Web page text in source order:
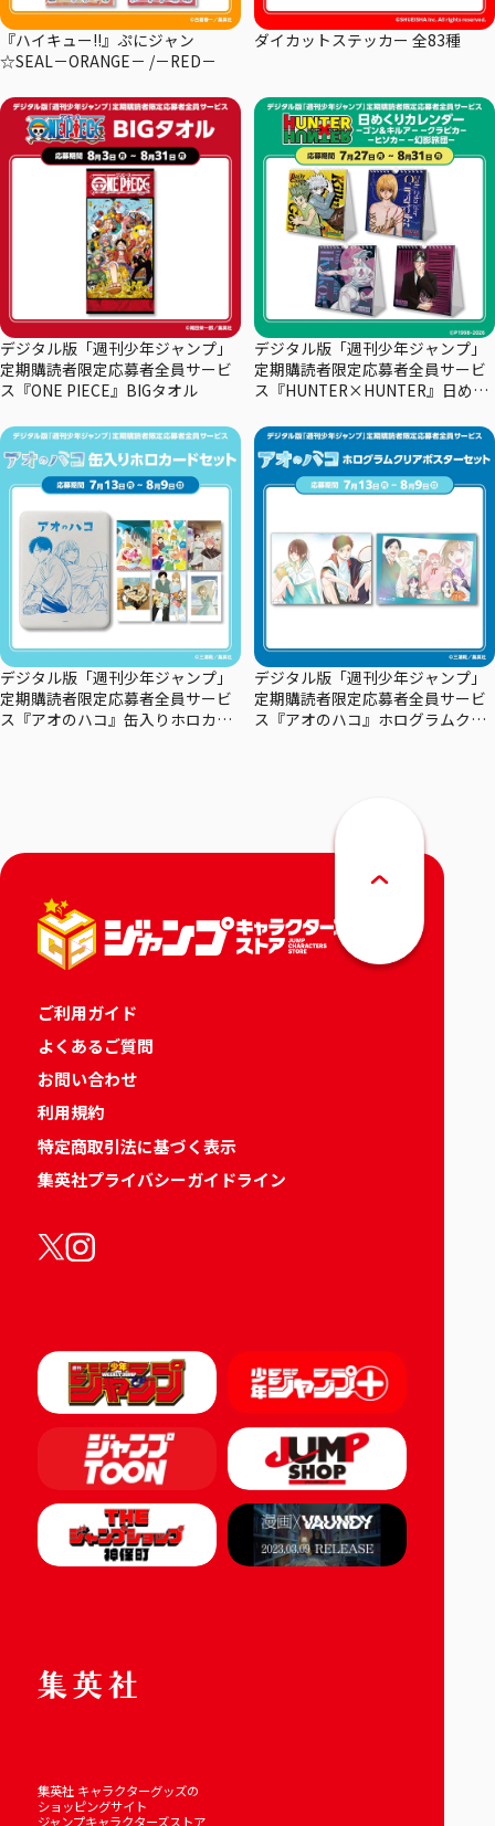
『ハイキュー!!』ぷにジャン
☆SEAL－ORANGE－ /－RED－
ダイカットステッカー 全83種
デジタル版「週刊少年ジャンプ」
定期購読者限定応募者全員サービ
ス『ONE PIECE』BIGタオル
デジタル版「週刊少年ジャンプ」
定期購読者限定応募者全員サービ
ス『HUNTER×HUNTER』日めく
デジタル版「週刊少年ジャンプ」
定期購読者限定応募者全員サービ
ス『アオのハコ』缶入りホロカー
デジタル版「週刊少年ジャンプ」
定期購読者限定応募者全員サービ
ス『アオのハコ』ホログラムクリ
ご利用ガイド
よくあるご質問
お問い合わせ
利用規約
特定商取引法に基づく表示
集英社プライバシーガイドライン
集英社 キャラクターグッズの
ショッピングサイト
ジャンプキャラクターズストア